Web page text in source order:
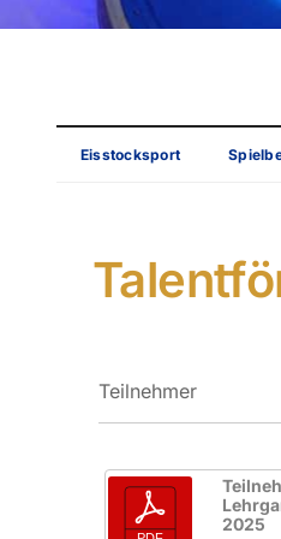
Eisstocksport
Teilnehmer
2025